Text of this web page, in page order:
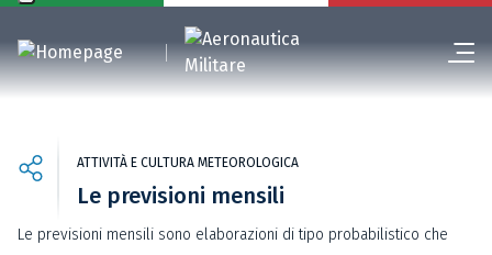
ATTIVITÀ E CULTURA METEOROLOGICA
Le previsioni mensili
Le previsioni mensili sono elaborazioni di tipo probabilistico che